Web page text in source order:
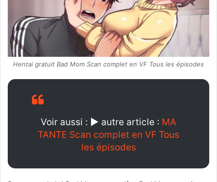
Hentai gratuit Bad Mom Scan complet en VF Tous les épisodes
Voir aussi : ► autre article : MA
TANTE Scan complet en VF Tous
les épisodes